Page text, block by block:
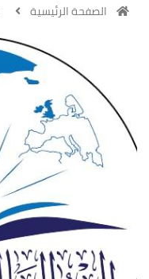
الصفحة الرئيسية